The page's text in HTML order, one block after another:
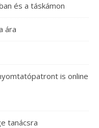
és a táskámon
ára
is online
tanácsra